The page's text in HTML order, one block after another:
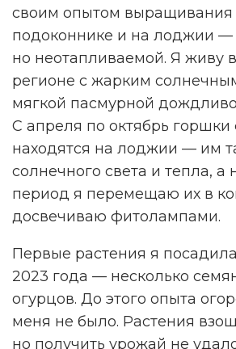
своим опытом
подоконнике и на лоджии —
но неотапливаемой. Я живу
регионе с жарким
мягкой пасмурной
С апреля по октябрь горшки
находятся на лоджии — им
солнечного света и тепла, а
период я перемещаю их в
досвечиваю фитолампами.
Первые растения я
2023 года — несколько
огурцов. До этого опыта
меня не было. Растения
но получить урожай не